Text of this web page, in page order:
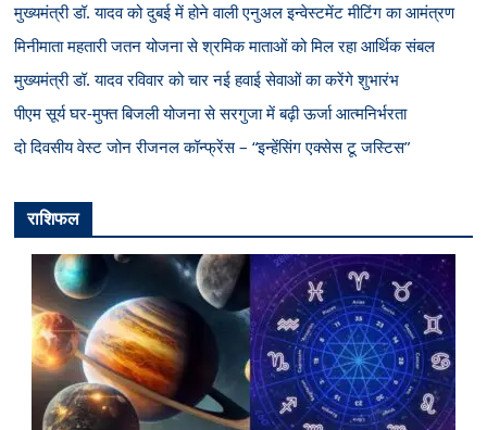
मुख्यमंत्री डॉ. यादव को दुबई में होने वाली एनुअल इन्वेस्टमेंट मीटिंग का आमंत्रण
मिनीमाता महतारी जतन योजना से श्रमिक माताओं को मिल रहा आर्थिक संबल
मुख्यमंत्री डॉ. यादव रविवार को चार नई हवाई सेवाओं का करेंगे शुभारंभ
पीएम सूर्य घर-मुफ्त बिजली योजना से सरगुजा में बढ़ी ऊर्जा आत्मनिर्भरता
दो दिवसीय वेस्ट जोन रीजनल कॉन्फ्रेंस – “इन्हेंसिंग एक्सेस टू जस्टिस”
राशिफल